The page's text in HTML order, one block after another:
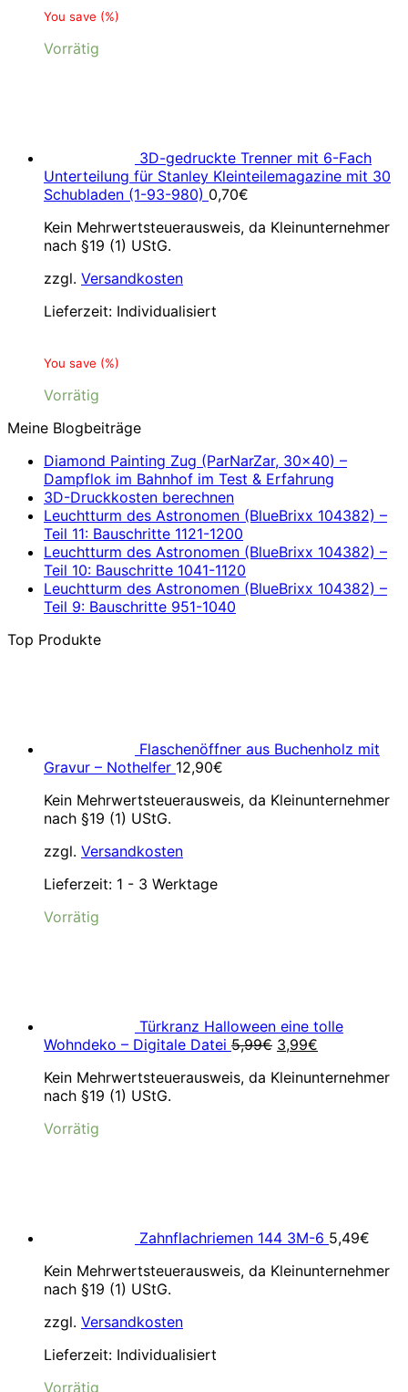
You save (%)
Vorrätig
3D-gedruckte Trenner mit 6-Fach
Unterteilung für Stanley Kleinteilemagazine mit 30
Schubladen (1-93-980) 0,70€
Kein Mehrwertsteuerausweis, da Kleinunternehmer
nach §19 (1) UStG.
zzgl. Versandkosten
Lieferzeit: Individualisiert
You save (%)
Vorrätig
Meine Blogbeiträge
Diamond Painting Zug (ParNarZar, 30×40) –
Dampflok im Bahnhof im Test & Erfahrung
3D-Druckkosten berechnen
Leuchtturm des Astronomen (BlueBrixx 104382) –
Teil 11: Bauschritte 1121-1200
Leuchtturm des Astronomen (BlueBrixx 104382) –
Teil 10: Bauschritte 1041-1120
Leuchtturm des Astronomen (BlueBrixx 104382) –
Teil 9: Bauschritte 951-1040
Top Produkte
Flaschenöffner aus Buchenholz mit
Gravur – Nothelfer 12,90€
Kein Mehrwertsteuerausweis, da Kleinunternehmer
nach §19 (1) UStG.
zzgl. Versandkosten
Lieferzeit: 1 - 3 Werktage
Vorrätig
Türkranz Halloween eine tolle
Wohndeko – Digitale Datei 5,99€ Ursprünglicher
war:
3,99€
ist:
Kein Mehrwertsteuerausweis, da Kleinunternehmer
nach §19 (1) UStG.
Vorrätig
Zahnflachriemen 144 3M-6 5,49€
Kein Mehrwertsteuerausweis, da Kleinunternehmer
nach §19 (1) UStG.
zzgl. Versandkosten
Lieferzeit: Individualisiert
Vorrätig